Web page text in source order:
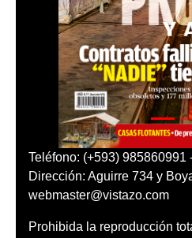
Teléfono: (+593) 985860991
Dirección: Aguirre 734 y
webmaster@vistazo.com
Prohibida la reproducción